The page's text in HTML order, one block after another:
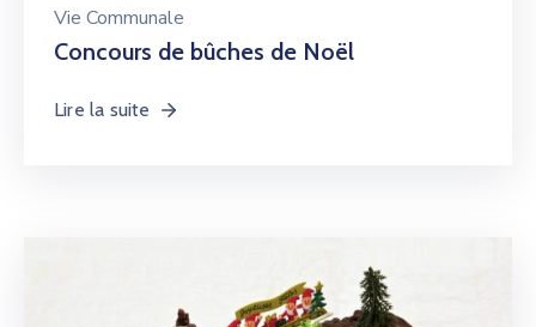
Vie Communale
Concours de bûches de Noël
Lire la suite